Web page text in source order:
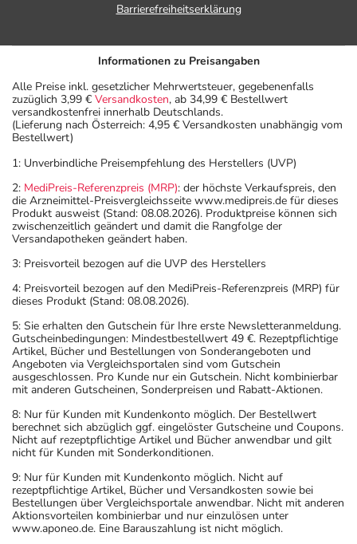
Barrierefreiheitserklärung
Informationen zu Preisangaben
Alle Preise inkl. gesetzlicher Mehrwertsteuer, gegebenenfalls
zuzüglich 3,99 € Versandkosten, ab 34,99 € Bestellwert
versandkostenfrei innerhalb Deutschlands.
(Lieferung nach Österreich: 4,95 € Versandkosten unabhängig vom
Bestellwert)
1: Unverbindliche Preisempfehlung des Herstellers (UVP)
2: MediPreis-Referenzpreis (MRP): der höchste Verkaufspreis, den
die Arzneimittel-Preisvergleichsseite www.medipreis.de für dieses
Produkt ausweist (Stand: 08.08.2026). Produktpreise können sich
zwischenzeitlich geändert und damit die Rangfolge der
Versandapotheken geändert haben.
3: Preisvorteil bezogen auf die UVP des Herstellers
4: Preisvorteil bezogen auf den MediPreis-Referenzpreis (MRP) für
dieses Produkt (Stand: 08.08.2026).
5: Sie erhalten den Gutschein für Ihre erste Newsletteranmeldung.
Gutscheinbedingungen: Mindestbestellwert 49 €. Rezeptpflichtige
Artikel, Bücher und Bestellungen von Sonderangeboten und
Angeboten via Vergleichsportalen sind vom Gutschein
ausgeschlossen. Pro Kunde nur ein Gutschein. Nicht kombinierbar
mit anderen Gutscheinen, Sonderpreisen und Rabatt-Aktionen.
8: Nur für Kunden mit Kundenkonto möglich. Der Bestellwert
berechnet sich abzüglich ggf. eingelöster Gutscheine und Coupons.
Nicht auf rezeptpflichtige Artikel und Bücher anwendbar und gilt
nicht für Kunden mit Sonderkonditionen.
9: Nur für Kunden mit Kundenkonto möglich. Nicht auf
rezeptpflichtige Artikel, Bücher und Versandkosten sowie bei
Bestellungen über Vergleichsportale anwendbar. Nicht mit anderen
Aktionsvorteilen kombinierbar und nur einzulösen unter
www.aponeo.de. Eine Barauszahlung ist nicht möglich.